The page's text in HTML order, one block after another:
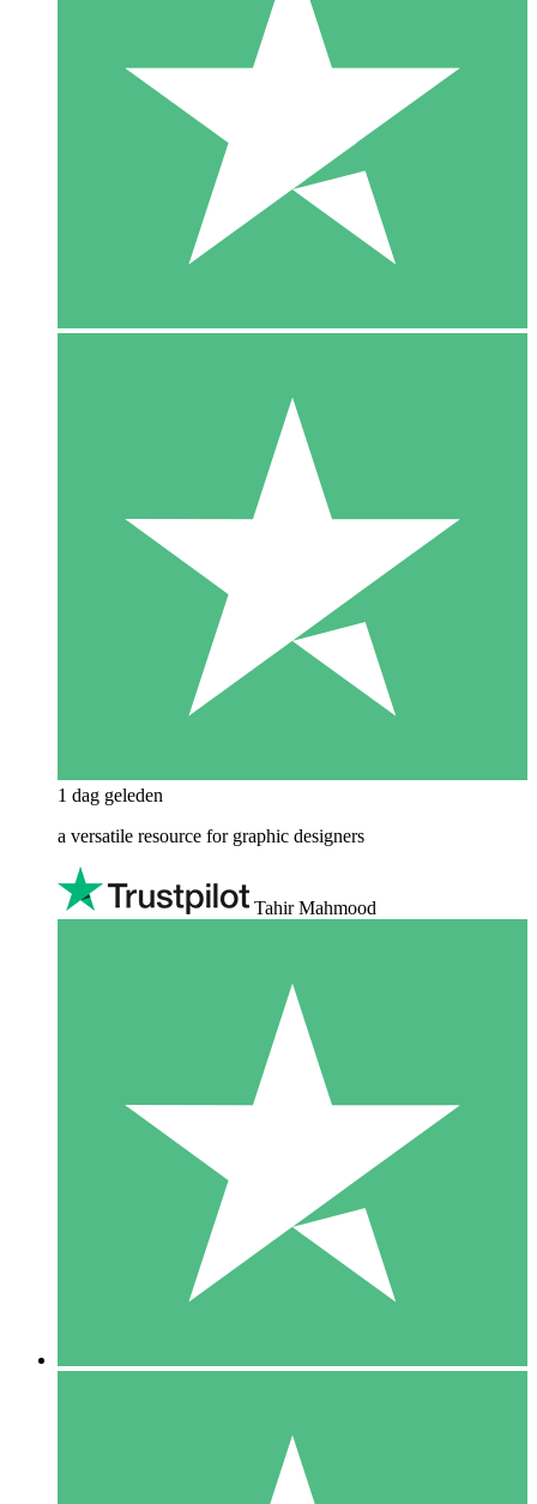
1 dag geleden
a versatile resource for graphic designers
Tahir Mahmood